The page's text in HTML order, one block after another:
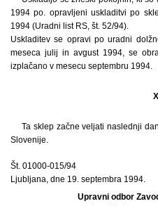
1994 po. opravljeni uskladitvi po
1994 (Uradni list RS, št. 52/94).
Uskladitev se opravi po uradni
meseca julij in avgust 1994, se
izplačano v mesecu septembru 1994.
Ta sklep začne veljati naslednji
Slovenije.
Št. 01000-015/94
Ljubljana, dne 19. septembra 1994.
Upravni odbor